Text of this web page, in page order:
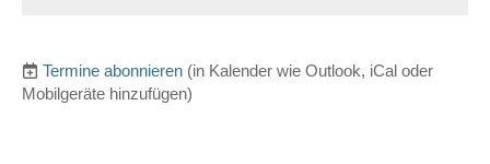
Termine abonnieren (in Kalender wie Outlook, iCal oder
Mobilgeräte hinzufügen)